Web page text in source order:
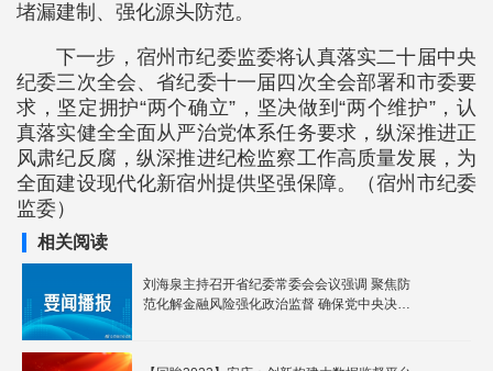
堵漏建制、强化源头防范。
下一步，宿州市纪委监委将认真落实二十届中央
纪委三次全会、省纪委十一届四次全会部署和市委要
求，坚定拥护“两个确立”，坚决做到“两个维护”，认
真落实健全全面从严治党体系任务要求，纵深推进正
风肃纪反腐，纵深推进纪检监察工作高质量发展，为
全面建设现代化新宿州提供坚强保障。（宿州市纪委
监委）
相关阅读
刘海泉主持召开省纪委常委会会议强调 聚焦防
范化解金融风险强化政治监督 确保党中央决策